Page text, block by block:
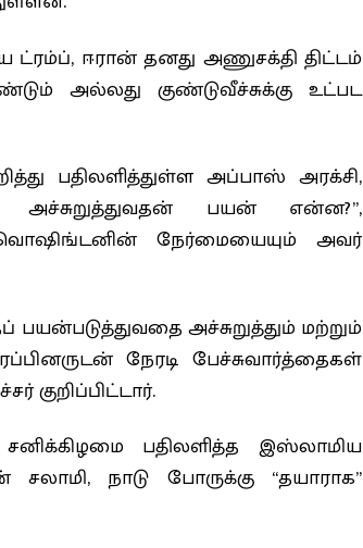
ட்ரம்ப், ஈரான் தனது அணுசக்தி திட்டம்
அல்லது குண்டுவீச்சுக்கு உட்பட
பதிலளித்துள்ள அப்பாஸ் அரக்சி,
அச்சுறுத்துவதன் பயன் என்ன?”,
வொஷிங்டனின் நேர்மையையும் அவர்
அச்சுறுத்தும் மற்றும்
நேரடி பேச்சுவார்த்தைகள்
குறிப்பிட்டார்.
பதிலளித்த இஸ்லாமிய
நாடு போருக்கு “தயாராக”